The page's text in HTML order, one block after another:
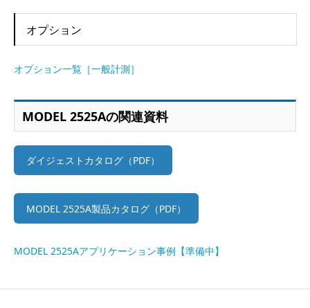
オプション
オプション一覧［一般計測］
MODEL 2525Aの関連資料
ダイジェストカタログ（PDF）
MODEL 2525A製品カタログ（PDF）
MODEL 2525Aアプリケーション事例【準備中】